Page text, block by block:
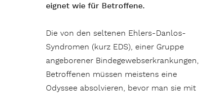
eignet wie für Betroffene.
Die von den seltenen Ehlers-Danlos-
Syndromen (kurz EDS), einer Gruppe
angeborener Bindegewebserkrankungen,
Betroffenen müssen meistens eine
Odyssee absolvieren, bevor man sie mit